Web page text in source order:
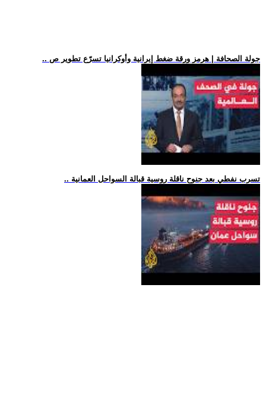
.. جولة الصحافة | هرمز ورقة ضغط إيرانية وأوكرانيا تسرّع تطوير ص
.. تسرب نفطي بعد جنوح ناقلة روسية قبالة السواحل العمانية